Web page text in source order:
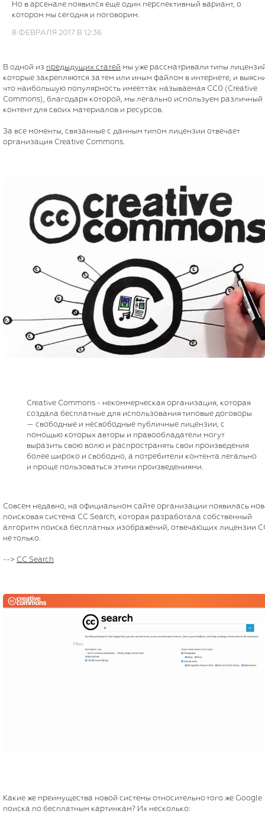
Но в арсенале появился еще один перспективный вариант, о
котором мы сегодня и поговорим.
8 ФЕВРАЛЯ 2017 В 12:36
В одной из предыдущих статей мы уже рассматривали типы
которые закрепляются за тем или иным файлом в интернете, и
что наибольшую популярность имеет так называемая СС0 (Creative
Commons), благодаря которой, мы легально используем различный
контент для своих материалов и ресурсов.
За все моменты, связанные с данным типом лицензии отвечает
организация Creative Commons.
Creative Commons - некоммерческая организация, которая
создала бесплатные для использования типовые договоры
— свободные и несвободные публичные лицензии, с
помощью которых авторы и правообладатели могут
выразить свою волю и распространять свои произведения
более широко и свободно, а потребители контента легально
и проще пользоваться этими произведениями.
Совсем недавно, на официальном сайте организации появилась
поисковая система CC Search, которая разработала собственный
алгоритм поиска бесплатных изображений, отвечающих лицензии
не только.
--> CC Search
Какие же преимущества новой системы относительно того же Google
поиска по бесплатным картинкам? Их несколько: